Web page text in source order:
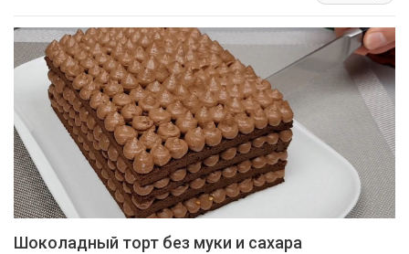
Шоколадный торт без муки и сахара